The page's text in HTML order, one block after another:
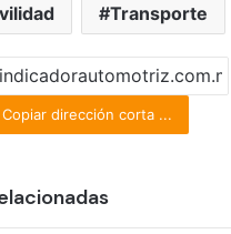
Transporte
Copiar dirección corta ...